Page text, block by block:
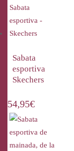
Sabata
esportiva
Skechers
54,95€